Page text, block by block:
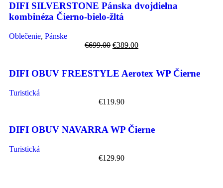
DIFI SILVERSTONE Pánska dvojdielna
kombinéza Čierno-bielo-žltá
Oblečenie, Pánske
€699.00 €389.00
DIFI OBUV FREESTYLE Aerotex WP Čierne
Turistická
€119.90
DIFI OBUV NAVARRA WP Čierne
Turistická
€129.90